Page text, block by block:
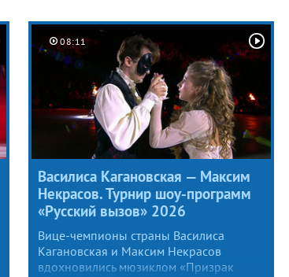
08:11
Василиса Кагановская — Максим
Некрасов. Турнир шоу-программ
«Русский вызов» 2026
Вице-чемпионы страны Василиса
Кагановская и Максим Некрасов
вдохновились мюзиклом «Призрак